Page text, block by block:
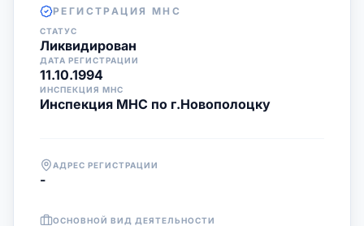
РЕГИСТРАЦИЯ МНС
СТАТУС
Ликвидирован
ДАТА РЕГИСТРАЦИИ
11.10.1994
ИНСПЕКЦИЯ МНС
Инспекция МНС по г.Новополоцку
АДРЕС РЕГИСТРАЦИИ
-
ОСНОВНОЙ ВИД ДЕЯТЕЛЬНОСТИ